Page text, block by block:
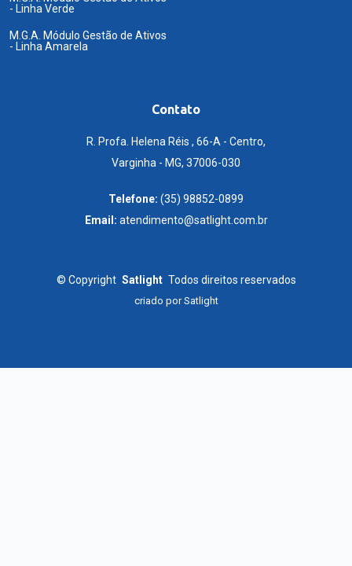
- Linha Verde
M.G.A. Módulo Gestão de Ativos
- Linha Amarela
Contato
R. Profa. Helena Réis , 66-A - Centro,
Varginha - MG, 37006-030
Telefone: (35) 98852-0899
Email: atendimento@satlight.com.br
© Copyright Satlight Todos direitos reservados
criado porSatlight